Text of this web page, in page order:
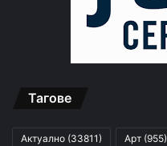
Тагове
Актуално (33811) Арт (955)